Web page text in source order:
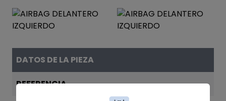
DATOS DE LA PIEZA
REFERENCIA